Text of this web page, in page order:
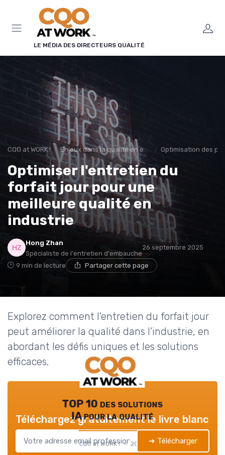
LE MÉDIA DES DIRECTEURS QUALITÉ
CQO at WORK ! Enjeux dans la qualité en entreprise Optimisation des
Optimiser l'entretien du
forfait jour pour une
meilleure qualité en
industrie
Hong Zhan
Spécialiste de l'entretien d'embauche
26 septembre 2025
9 min de lecture Partager cette page
Explorez comment l'entretien du forfait jour
peut améliorer la qualité dans l'industrie, en
abordant les défis uniques et les solutions
efficaces.
TOP 10 des solutions
IA pour la qualité
CQO at WORK ! — 2026
Téléchargez gratuitement le livre blanc
➔ Télécharger
Panneau de gestion des cookies